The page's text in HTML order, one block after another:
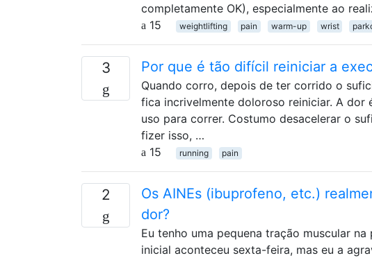
completamente OK), especialmente ao
15
weightlifting pain warm-up wrist
3 Por que é tão difícil reiniciar a
Quando corro, depois de ter corrido o
fica incrivelmente doloroso reiniciar. A dor
uso para correr. Costumo desacelerar o
fizer isso, …
15
running pain
2
Os AINEs (ibuprofeno, etc.)
dor?
Eu tenho uma pequena tração muscular
inicial aconteceu sexta-feira, mas eu a